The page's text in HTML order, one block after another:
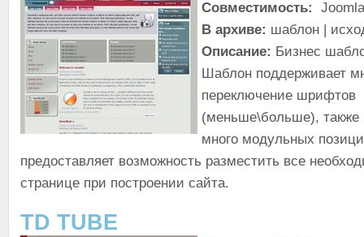
Совместимость:
В архиве: шаблон |
Описание: Бизнес
Шаблон поддерживает
переключение шрифтов
(меньше\больше), также
много модульных
предоставляет возможность разместить все
странице при построении сайта.
TD TUBE